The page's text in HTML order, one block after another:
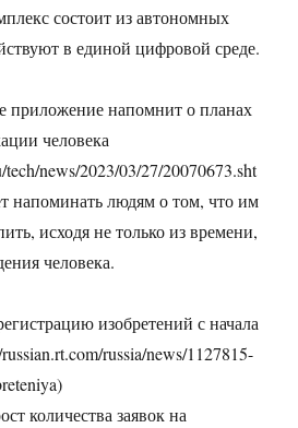
состоит из автономных
в единой цифровой среде.
приложение напомнит о планах
человека
news/2023/03/27/20070673.sht
напоминать людям о том, что им
исходя не только из времени,
человека.
изобретений с начала
russia/news/1127815-
количества заявок на